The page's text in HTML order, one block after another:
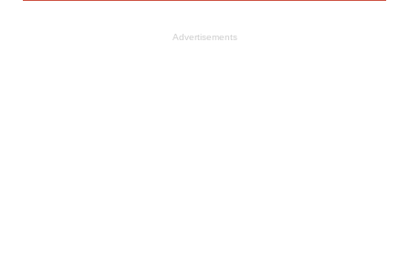
Advertisements